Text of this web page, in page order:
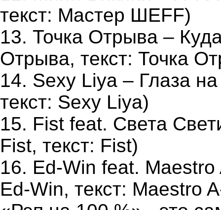
текст: Мастер ШЕFF)
13. Точка Отрыва –
Отрыва, текст: Точка
14. Sexy Liya – Глаза
текст: Sexy Liya)
15. Fist feat. Света
Fist, текст: Fist)
16. Ed-Win feat.
Ed-Win, текст: Maestro